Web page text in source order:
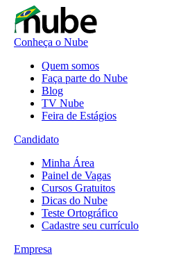
Conheça o Nube
Quem somos
Faça parte do Nube
Blog
TV Nube
Feira de Estágios
Candidato
Minha Área
Painel de Vagas
Cursos Gratuitos
Dicas do Nube
Teste Ortográfico
Cadastre seu currículo
Empresa